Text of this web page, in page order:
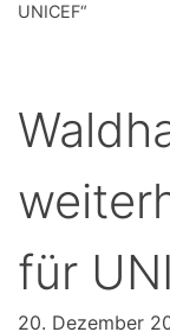
UNICEF“
für
20. Dezember